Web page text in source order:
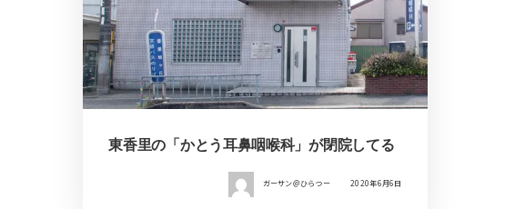
東香里の「かとう耳鼻咽喉科」が閉院してる
ガーサン＠ひらつー 2020年6月6日